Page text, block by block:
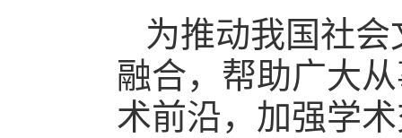
为推动我国社
融合，帮助广大
术前沿，加强学